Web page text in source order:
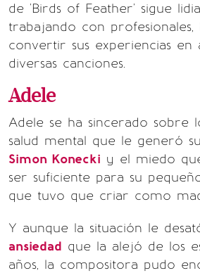
de 'Birds of Feather' sigue
trabajando con
convertir sus experiencias
diversas canciones.
Adele
Adele se ha sincerado sobre
salud mental que le generó
Simon Konecki y el miedo
ser suficiente para su
que tuvo que criar como
Y aunque la situación le
ansiedad que la alejó de los
años, la compositora pudo